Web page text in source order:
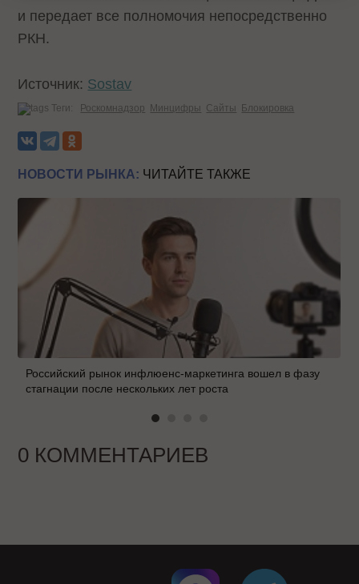
и передает все полномочия непосредственно
РКН.
Источник: Sostav
Теги: Роскомнадзор Минцифры Сайты Блокировка
НОВОСТИ РЫНКА: ЧИТАЙТЕ ТАКЖЕ
Российский рынок инфлюенс-маркетинга вошел в фазу
стагнации после нескольких лет роста
0 КОММЕНТАРИЕВ